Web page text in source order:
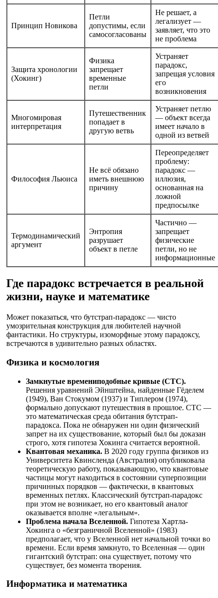
Принцип Новикова
Петли
допустимы, если
самосогласованы
Не решает, а
легализует —
заявляет, что это
не проблема
Защита хронологии
(Хокинг)
Физика
запрещает
временные
петли
Устраняет
парадокс,
запрещая условия
его
возникновения
Многомировая
интерпретация
Путешественник
попадает в
другую ветвь
Устраняет петлю
— объект всегда
имеет начало в
одной из ветвей
Философия Льюиса
Не всё обязано
иметь внешнюю
причину
Переопределяет
проблему:
парадокс —
иллюзия,
основанная на
ложной
предпосылке
Термодинамический
аргумент
Энтропия
разрушает
объект в петле
Частично —
запрещает
физические
петли, но не
информационные
Где парадокс встречается в реальной
жизни, науке и математике
Может показаться, что бутстрап-парадокс — чисто
умозрительная конструкция для любителей научной
фантастики. Но структуры, изоморфные этому парадоксу,
встречаются в удивительно разных областях.
Физика и космология
Замкнутые времениподобные кривые (CTC).
Решения уравнений Эйнштейна, найденные Гёделем
(1949), Ван Стокумом (1937) и Типлером (1974),
формально допускают путешествия в прошлое. CTC —
это математическая среда обитания бутстрап-
парадокса. Пока не обнаружен ни один физический
запрет на их существование, который был бы доказан
строго, хотя гипотеза Хокинга считается вероятной.
Квантовая механика. В 2020 году группа физиков из
Университета Квинсленда (Австралия) опубликовала
теоретическую работу, показывающую, что квантовые
частицы могут находиться в состоянии суперпозиции
причинных порядков — фактически, в квантовых
временных петлях. Классический бутстрап-парадокс
при этом не возникает, но его квантовый аналог
оказывается вполне «легальным».
Проблема начала Вселенной. Гипотеза Хартла-
Хокинга о «безграничной Вселенной» (1983)
предполагает, что у Вселенной нет начальной точки во
времени. Если время замкнуто, то Вселенная — один
гигантский бутстрап: она существует, потому что
существует, без момента творения.
Информатика и математика